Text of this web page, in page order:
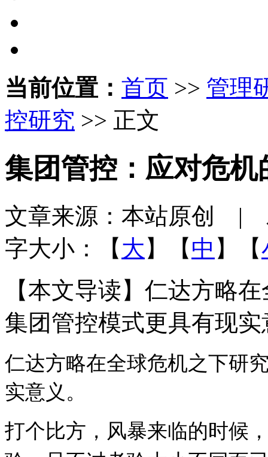
当前位置： 首页 >> 管理
控研究 >> 正文
集团管控：应对危机
文章来源：本站原创 |
字大小：【 大 】【 中 】【
【本文导读】仁达方略
集团管控模式更具有现实
仁达方略在全球危机之下研
实意义。
打个比方，风暴来临的时候